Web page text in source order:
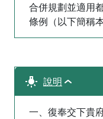
合併規劃並適用
條例（以下簡稱
說明
一、復奉交下貴